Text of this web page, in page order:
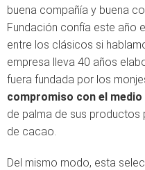
buena compañía y buena
Fundación confía este año
entre los clásicos si
empresa lleva 40 años
fuera fundada por los
compromiso con el
de palma de sus
de cacao.
Del mismo modo, esta